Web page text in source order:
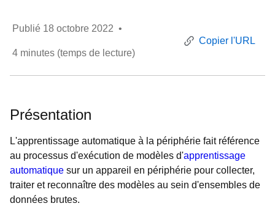
Publié 18 octobre 2022 •
4 minutes (temps de lecture)
Copier l'URL
Présentation
L'apprentissage automatique à la périphérie fait référence
au processus d'exécution de modèles d'apprentissage
automatique sur un appareil en périphérie pour collecter,
traiter et reconnaître des modèles au sein d'ensembles de
données brutes.